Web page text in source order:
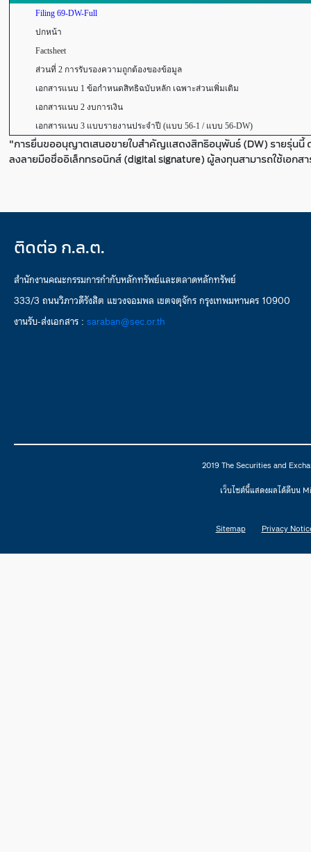
Filing 69-DW-Full
ปกหน้า
Factsheet
ส่วนที่ 2 การรับรองความถูกต้องของข้อมูล
เอกสารแนบ 1 ข้อกำหนดสิทธิฉบับหลัก เฉพาะส่วนเพิ่มเติม
เอกสารแนบ 2 งบการเงิน
เอกสารแนบ 3 แบบรายงานประจำปี (แบบ 56-1 / แบบ 56-DW)
"การยื่นขออนุญาตเสนอขายใบสำคัญแสดงสิทธิอนุพันธ์ (DW) รายรุ่นนี้
ลงลายมือชื่ออิเล็กทรอนิกส์ (digital signature) ผู้ลงทุนสามารถใช้เอกส
ติดต่อ ก.ล.ต.
สำนักงานคณะกรรมการกำกับหลักทรัพย์และตลาดหลักทรัพย์
333/3 ถนนวิภาวดีรังสิต แขวงจอมพล เขตจตุจักร กรุงเทพมหานคร 10900
งานรับ-ส่งเอกสาร : saraban@sec.or.th
2019 The Securities and
เว็บไซต์นี้แสดงผลได้ดีบน
Sitemap Privacy